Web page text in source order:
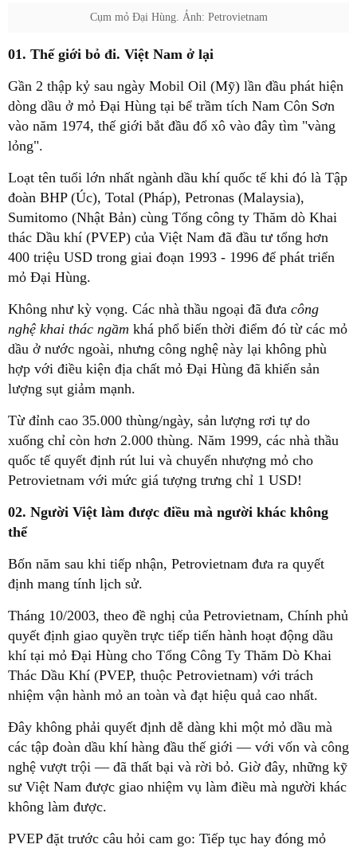
Cụm mỏ Đại Hùng. Ảnh: Petrovietnam
01. Thế giới bỏ đi. Việt Nam ở lại
Gần 2 thập kỷ sau ngày Mobil Oil (Mỹ) lần đầu phát hiện
dòng dầu ở mỏ Đại Hùng tại bể trầm tích Nam Côn Sơn
vào năm 1974, thế giới bắt đầu đổ xô vào đây tìm "vàng
lỏng".
Loạt tên tuổi lớn nhất ngành dầu khí quốc tế khi đó là Tập
đoàn BHP (Úc), Total (Pháp), Petronas (Malaysia),
Sumitomo (Nhật Bản) cùng Tổng công ty Thăm dò Khai
thác Dầu khí (PVEP) của Việt Nam đã đầu tư tổng hơn
400 triệu USD trong giai đoạn 1993 - 1996 để phát triển
mỏ Đại Hùng.
Không như kỳ vọng. Các nhà thầu ngoại đã đưa công
nghệ khai thác ngầm khá phổ biến thời điểm đó từ các mỏ
dầu ở nước ngoài, nhưng công nghệ này lại không phù
hợp với điều kiện địa chất mỏ Đại Hùng đã khiến sản
lượng sụt giảm mạnh.
Từ đỉnh cao 35.000 thùng/ngày, sản lượng rơi tự do
xuống chỉ còn hơn 2.000 thùng. Năm 1999, các nhà thầu
quốc tế quyết định rút lui và chuyển nhượng mỏ cho
Petrovietnam với mức giá tượng trưng chỉ 1 USD!
02. Người Việt làm được điều mà người khác không
thể
Bốn năm sau khi tiếp nhận, Petrovietnam đưa ra quyết
định mang tính lịch sử.
Tháng 10/2003, theo đề nghị của Petrovietnam, Chính phủ
quyết định giao quyền trực tiếp tiến hành hoạt động dầu
khí tại mỏ Đại Hùng cho Tổng Công Ty Thăm Dò Khai
Thác Dầu Khí (PVEP, thuộc Petrovietnam) với trách
nhiệm vận hành mỏ an toàn và đạt hiệu quả cao nhất.
Đây không phải quyết định dễ dàng khi một mỏ dầu mà
các tập đoàn dầu khí hàng đầu thế giới — với vốn và công
nghệ vượt trội — đã thất bại và rời bỏ. Giờ đây, những kỹ
sư Việt Nam được giao nhiệm vụ làm điều mà người khác
không làm được.
PVEP đặt trước câu hỏi cam go: Tiếp tục hay đóng mỏ